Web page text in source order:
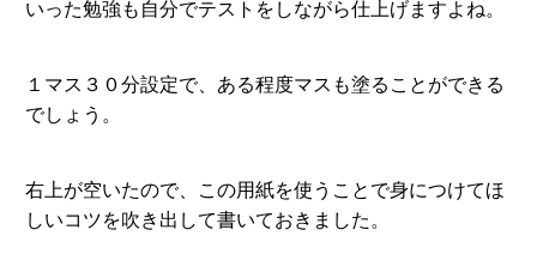
いった勉強も自分でテストをしながら仕上げますよね。
１マス３０分設定で、ある程度マスも塗ることができる
でしょう。
右上が空いたので、この用紙を使うことで身につけてほ
しいコツを吹き出して書いておきました。